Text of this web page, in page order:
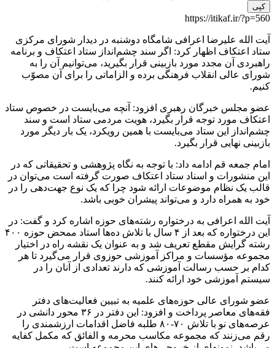
کپی
https://itikaf.ir/?p=560
آیت الله علیرضا اعرافی شامگاه دوشنبه در دیدار شورای مرکزی
ستاد اعتکاف اظهار کرد: اگر سند چشم‌انداز ستاد اعتکاف و برنامه
راهبردی آن مجدد مورد بازبینی قرار بگیرید، می‌توانیم آن را به
شورای عالی انقلاب فرهنگی برده و الزاماتی را برای آن مصوّب
کنیم.
عضو مجلس خبرگان رهبری افزود: آنچه می‌بایست در خصوص ستاد
اعتکاف مورد توجه قرار بگیرد، هویت مردمی ستاد است و سند
چشم‌انداز این ستاد می‌بایست با همین رویکرد، یک بار دیگر مورد
بازبینی نهایی قرار بگیرد.
امام جمعه قم ادامه داد: با توجه به نگاه پژوهشی و تحقیقاتی که در
این منشورات و اسناد ستاد اعتکاف صورت گرفته است می‌توان در
قالب یک نظام موضوعات ارائه شود چرا که یک نوع جهت‌دهی را در
خود به همراه دارد و می‌تواند پیشران خوبی باشد.
آیت الله اعرافی به درختواره رشته‌های حوزه اشاره کرد و گفت: در
این درختواره که بعد از ۴ سال با تلاش ده‌ها استاد ممحض حوزه ۴۰۰
رشته گرایش مقطع تعریف شد و به عنوان یک نقشه راه در اختیار
مجموعه مؤسسات و مراکز آموزشی حوزوی قرار می‌گیرد تا هر
کدام بر حسب رسالت آموزشی که دارند تعدادی از آنان را در
سیستم آموزشی خود ارائه کنند.
عضو شورای عالی حوزه‌های علمیه به تبیین فعالیت‌های دفتر
فقه‌های معاصر پرداخت و افزود: این دفتر در ۳۶ محور دانشی در
عرصه‌های نو با تلاش ۷۰-۸۰ طلبه فاضل اقدامات ارزشمندی را
رقم می‌زنند که مجموعه مکاسب محرمه و الفائق که مکمل کفایه